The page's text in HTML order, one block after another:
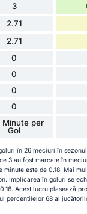
3
2.71
2.71
0
0
0
0
Minute per
Gol
în 26 meciuri în
3 au fost marcate în
este de 0.18. Mai
Implicarea în goluri se
Acest lucru plasează
percentilelor 68 al